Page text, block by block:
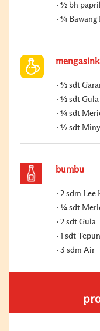
½ bh
¼ Bawang
½ sdt
½ sdt Gula
¼ sdt
½ sdt
bumbu
2 sdm Lee
¼ sdt
2 sdt Gula
1 sdt
3 sdm Air